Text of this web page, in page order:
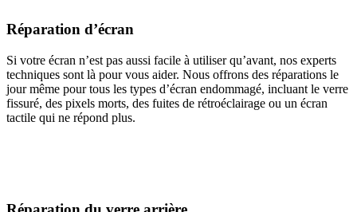
Réparation d’écran
Si votre écran n’est pas aussi facile à utiliser qu’avant, nos experts
techniques sont là pour vous aider. Nous offrons des réparations le
jour même pour tous les types d’écran endommagé, incluant le verre
fissuré, des pixels morts, des fuites de rétroéclairage ou un écran
tactile qui ne répond plus.